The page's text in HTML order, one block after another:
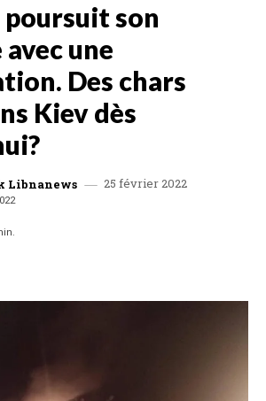
poursuit son
une
Des chars
Kiev dès
Libnanews 25 février 2022